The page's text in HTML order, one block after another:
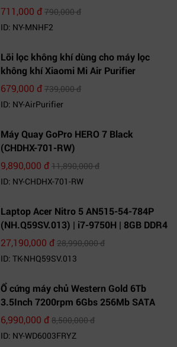
711,000 đ790,000 đ
ID: NY-MNHF2
Lõi lọc không khí dùng cho máy lọc
không khí Xiaomi Mi Air Purifier
679,000 đ739,000 đ
ID: NY-AirPurifier
Máy Quay GoPro HERO 7 Black
(CHDHX-701-RW)
9,890,000 đ11,890,000 đ
ID: NY-CHDHX-701-RW
Laptop Acer Nitro 5 AN515-54-784P
(NH.Q59SV.013) | i7-9750H | 8GB DDR4
| 1TB HDD | GeForce GTX 1650 4GB |
27,190,000 đ28,990,000 đ
ID: TK-NHQ59SV.013
Ổ cứng máy chủ Western Gold 6Tb
3.5Inch 7200rpm 6Gbs 256Mb SATA
(WD6003FRYZ)
6,990,000 đ8,500,000 đ
ID: NY-WD6003FRYZ